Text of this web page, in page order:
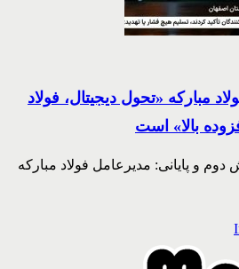
مبارکه «تحول دیجیتال، فولاد
بالا» است
و پایانی: مدیرعامل فولاد مبارکه